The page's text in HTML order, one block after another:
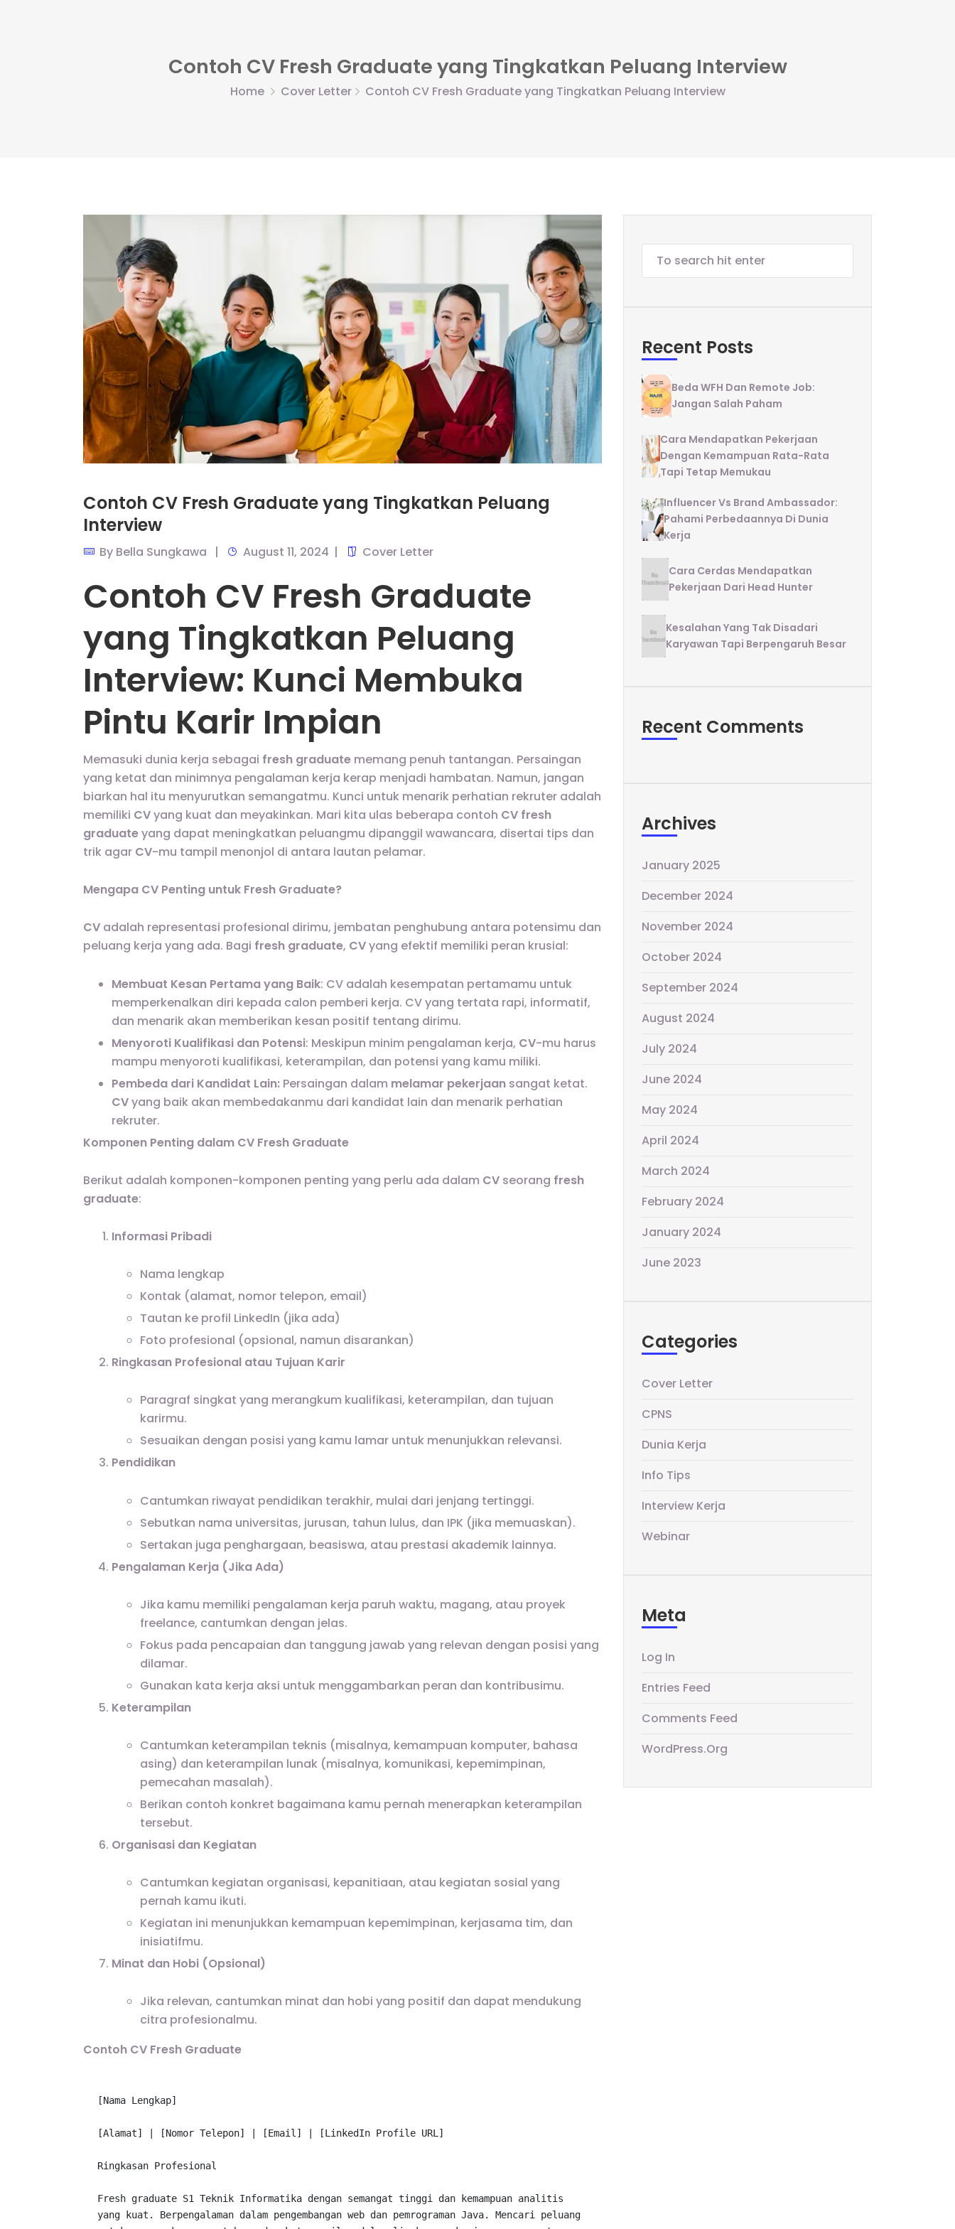
Contoh CV Fresh Graduate yang Tingkatkan Peluang Interview
Home Cover Letter Contoh CV Fresh Graduate yang Tingkatkan Peluang Interview
Contoh CV Fresh Graduate yang Tingkatkan Peluang
Interview
By Bella Sungkawa August 11, 2024 Cover Letter
Contoh CV Fresh Graduate
yang Tingkatkan Peluang
Interview: Kunci Membuka
Pintu Karir Impian
Memasuki dunia kerja sebagai fresh graduate memang penuh tantangan. Persaingan
yang ketat dan minimnya pengalaman kerja kerap menjadi hambatan. Namun, jangan
biarkan hal itu menyurutkan semangatmu. Kunci untuk menarik perhatian rekruter adalah
memiliki CVyang kuat dan meyakinkan. Mari kita ulas beberapa contoh CV fresh
graduateyang dapat meningkatkan peluangmu dipanggil wawancara, disertai tips dan
trik agar CV-mu tampil menonjol di antara lautan pelamar.
Mengapa CV Penting untuk Fresh Graduate?
CV adalah representasi profesional dirimu, jembatan penghubung antara potensimu dan
peluang kerja yang ada. Bagi fresh graduate, CVyang efektif memiliki peran krusial:
Membuat Kesan Pertama yang Baik: CV adalah kesempatan pertamamu untuk
memperkenalkan diri kepada calon pemberi kerja. CV yang tertata rapi, informatif,
dan menarik akan memberikan kesan positif tentang dirimu.
Menyoroti Kualifikasi dan Potensi: Meskipun minim pengalaman kerja, CV-mu harus
mampu menyoroti kualifikasi, keterampilan, dan potensi yang kamu miliki.
Pembeda dari Kandidat Lain: Persaingan dalam melamar pekerjaan sangat ketat.
CVyang baik akan membedakanmu dari kandidat lain dan menarik perhatian
rekruter.
Komponen Penting dalam CV Fresh Graduate
Berikut adalah komponen-komponen penting yang perlu ada dalam CV seorang fresh
graduate:
Informasi Pribadi
Nama lengkap
Kontak (alamat, nomor telepon, email)
Tautan ke profil LinkedIn (jika ada)
Foto profesional (opsional, namun disarankan)
Ringkasan Profesional atau Tujuan Karir
Paragraf singkat yang merangkum kualifikasi, keterampilan, dan tujuan
karirmu.
Sesuaikan dengan posisi yang kamu lamar untuk menunjukkan relevansi.
Pendidikan
Cantumkan riwayat pendidikan terakhir, mulai dari jenjang tertinggi.
Sebutkan nama universitas, jurusan, tahun lulus, dan IPK (jika memuaskan).
Sertakan juga penghargaan, beasiswa, atau prestasi akademik lainnya.
Pengalaman Kerja (Jika Ada)
Jika kamu memiliki pengalaman kerja paruh waktu, magang, atau proyek
freelance, cantumkan dengan jelas.
Fokus pada pencapaian dan tanggung jawab yang relevan dengan posisi yang
dilamar.
Gunakan kata kerja aksi untuk menggambarkan peran dan kontribusimu.
Keterampilan
Cantumkan keterampilan teknis (misalnya, kemampuan komputer, bahasa
asing) dan keterampilan lunak (misalnya, komunikasi, kepemimpinan,
pemecahan masalah).
Berikan contoh konkret bagaimana kamu pernah menerapkan keterampilan
tersebut.
Organisasi dan Kegiatan
Cantumkan kegiatan organisasi, kepanitiaan, atau kegiatan sosial yang
pernah kamu ikuti.
Kegiatan ini menunjukkan kemampuan kepemimpinan, kerjasama tim, dan
inisiatifmu.
Minat dan Hobi (Opsional)
Jika relevan, cantumkan minat dan hobi yang positif dan dapat mendukung
citra profesionalmu.
Contoh CV Fresh Graduate
[Nama Lengkap]
[Alamat] | [Nomor Telepon] | [Email] | [LinkedIn Profile URL]
Ringkasan Profesional
Fresh graduate S1 Teknik Informatika dengan semangat tinggi dan kemampuan analitis
yang kuat. Berpengalaman dalam pengembangan web dan pemrograman Java. Mencari peluang
Recent Posts
Beda WFH Dan Remote Job:
Jangan Salah Paham
Cara Mendapatkan Pekerjaan
Dengan Kemampuan Rata-Rata
Tapi Tetap Memukau
Influencer Vs Brand Ambassador:
Pahami Perbedaannya Di Dunia
Kerja
Cara Cerdas Mendapatkan
Pekerjaan Dari Head Hunter
Kesalahan Yang Tak Disadari
Karyawan Tapi Berpengaruh Besar
Recent Comments
Archives
January 2025
December 2024
November 2024
October 2024
September 2024
August 2024
July 2024
June 2024
May 2024
April 2024
March 2024
February 2024
January 2024
June 2023
Categories
Cover Letter
CPNS
Dunia Kerja
Info Tips
Interview Kerja
Webinar
Meta
Log In
Entries Feed
Comments Feed
WordPress.org